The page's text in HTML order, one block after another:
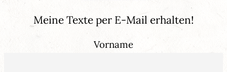
Meine Texte per E-Mail erhalten!
Vorname